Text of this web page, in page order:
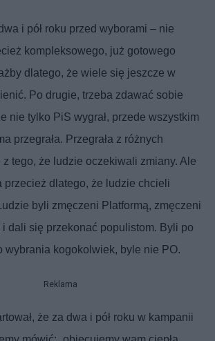
i pół roku przed wyborami – nie
kompleksowego, już gotowego
dlatego, że wiele się jeszcze w
Po drugie, trzeba zdawać sobie
nie tylko PiS wygrał, przede wszystkim
przegrała. Przegrała z różnych
z tego, że ludzie oczekiwali zmiany. Ale
przecież dlatego, że ludzie chcieli
byli zmęczeni Platformą, zmęczeni
i dali się przekonać populistom. Byli po
wybrania kogokolwiek, byle nie PO.
Reklama
że za dwa i pół roku w kampanii